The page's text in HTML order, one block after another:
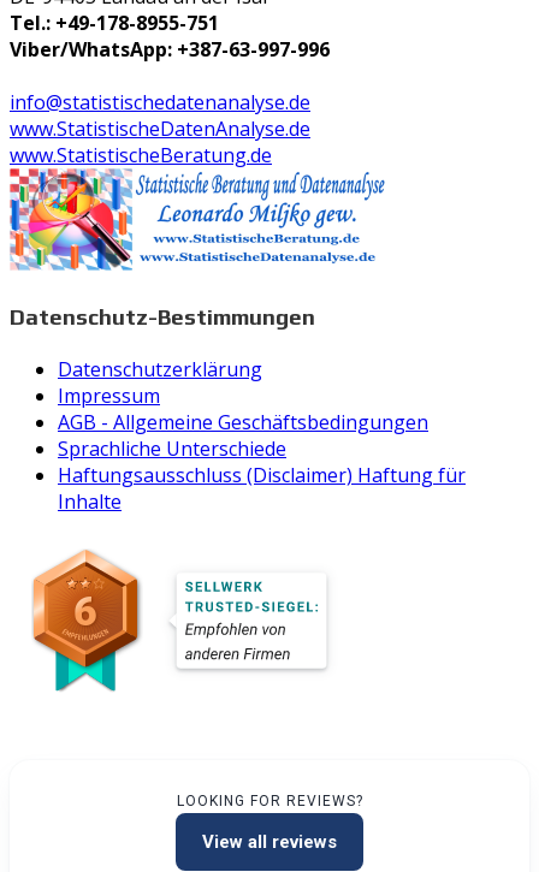
Tel.: +49-178-8955-751
Viber/WhatsApp: +387-63-997-996
info@statistischedatenanalyse.de
www.StatistischeDatenAnalyse.de
www.StatistischeBeratung.de
Datenschutz-Bestimmungen
Datenschutzerklärung
Impressum
AGB - Allgemeine Geschäftsbedingungen
Sprachliche Unterschiede
Haftungsausschluss (Disclaimer) Haftung für
Inhalte
LOOKING FOR REVIEWS?
View all reviews